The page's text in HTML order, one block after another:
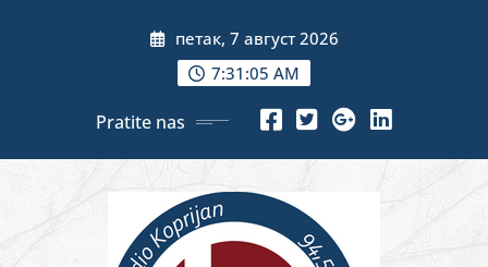
петак, 7 август 2026
7:31:07 AM
Pratite nas